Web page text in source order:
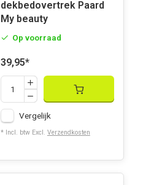
dekbedovertrek Paard
My beauty
Op voorraad
39,95*
Vergelijk
* Incl. btw Excl. Verzendkosten